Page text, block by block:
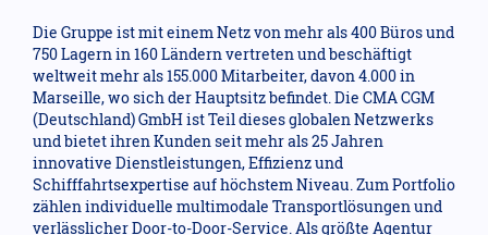
Die Gruppe ist mit einem Netz von mehr als 400 Büros und
750 Lagern in 160 Ländern vertreten und beschäftigt
weltweit mehr als 155.000 Mitarbeiter, davon 4.000 in
Marseille, wo sich der Hauptsitz befindet. Die CMA CGM
(Deutschland) GmbH ist Teil dieses globalen Netzwerks
und bietet ihren Kunden seit mehr als 25 Jahren
innovative Dienstleistungen, Effizienz und
Schifffahrtsexpertise auf höchstem Niveau. Zum Portfolio
zählen individuelle multimodale Transportlösungen und
verlässlicher Door-to-Door-Service. Als größte Agentur